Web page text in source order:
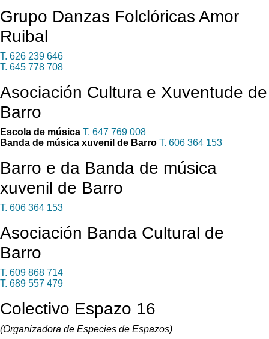
Grupo Danzas Folclóricas Amor
Ruibal
T. 626 239 646
T. 645 778 708
Asociación Cultura e Xuventude de
Barro
Escola de música T. 647 769 008
Banda de música xuvenil de Barro T. 606 364 153
Barro e da Banda de música
xuvenil de Barro
T. 606 364 153
Asociación Banda Cultural de
Barro
T. 609 868 714
T. 689 557 479
Colectivo Espazo 16
(Organizadora de Especies de Espazos)